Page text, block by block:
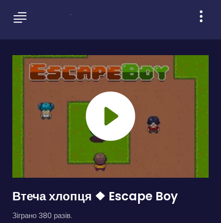
Втеча хлопця ❖ Escape Boy
Зіграно 380 разів.